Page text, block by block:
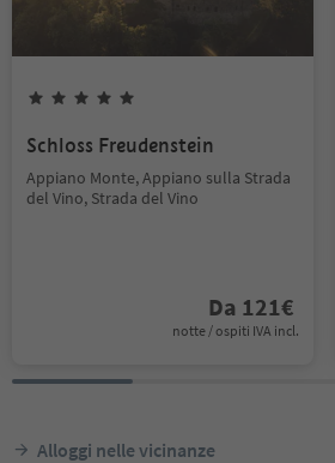
Schloss Freudenstein
Appiano Monte, Appiano sulla Strada
del Vino, Strada del Vino
Da 121€
notte / ospiti IVA incl.
Alloggi nelle vicinanze